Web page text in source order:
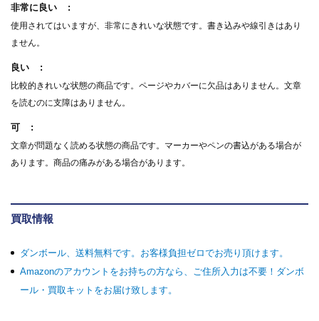
非常に良い
使用されてはいますが、非常にきれいな状態です。書き込みや線引きはあり
ません。
良い
比較的きれいな状態の商品です。ページやカバーに欠品はありません。文章
を読むのに支障はありません。
可
文章が問題なく読める状態の商品です。マーカーやペンの書込がある場合が
あります。商品の痛みがある場合があります。
買取情報
ダンボール、送料無料です。お客様負担ゼロでお売り頂けます。
Amazonのアカウントをお持ちの方なら、ご住所入力は不要！ダンボ
ール・買取キットをお届け致します。